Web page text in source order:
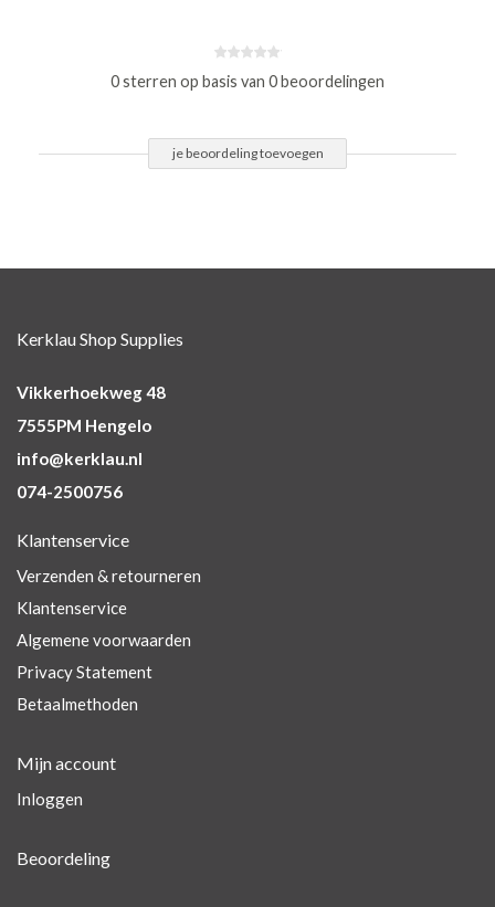
0 sterren op basis van 0 beoordelingen
je beoordeling toevoegen
Kerklau Shop Supplies
Vikkerhoekweg 48
7555PM Hengelo
info@kerklau.nl
074-2500756
Klantenservice
Verzenden & retourneren
Klantenservice
Algemene voorwaarden
Privacy Statement
Betaalmethoden
Mijn account
Inloggen
Beoordeling